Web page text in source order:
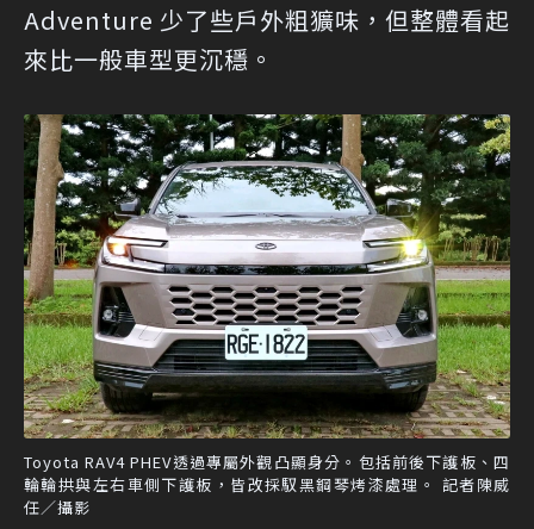
Adventure 少了些戶外粗獷味，但整體看起
來比一般車型更沉穩。
Toyota RAV4 PHEV透過專屬外觀凸顯身分。包括前後下護板、四
輪輪拱與左右車側下護板，皆改採馭黑鋼琴烤漆處理。 記者陳威
任／攝影